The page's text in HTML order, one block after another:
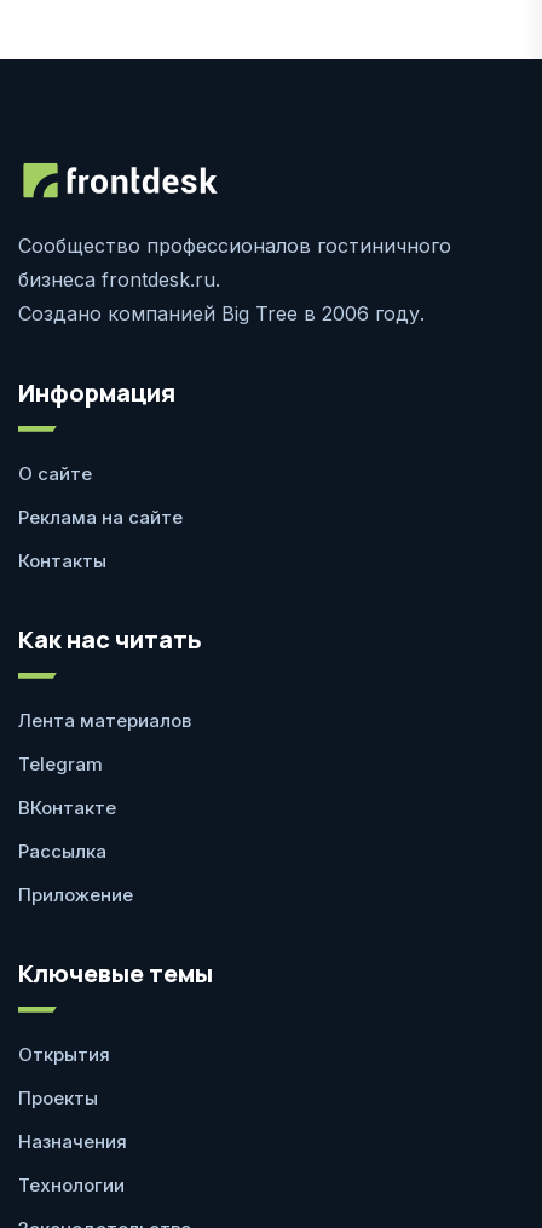
Сообщество профессионалов гостиничного
бизнеса frontdesk.ru.
Создано компанией Big Tree в 2006 году.
Информация
О сайте
Реклама на сайте
Контакты
Как нас читать
Лента материалов
Telegram
ВКонтакте
Рассылка
Приложение
Ключевые темы
Открытия
Проекты
Назначения
Технологии